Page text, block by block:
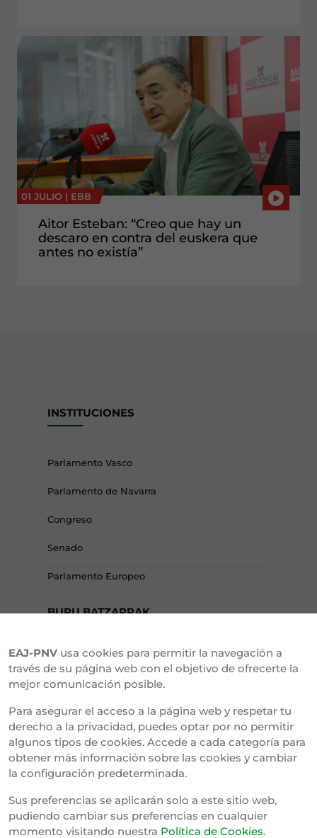
01 JULIO | EBB
Aitor Esteban: “Creo que hay un
descaro en contra del euskera que
antes no existía”
INSTITUCIONES
Parlamento Vasco
Parlamento de Navarra
Congreso
Senado
Parlamento Europeo
BURU BATZARRAK
Araba Buru Batzar
Bizkai Buru Batzar
Gipuzko Buru Batzar
Ipar Buru Batzar
Napar Buru Batzar
EAJ-PNV usa cookies para permitir la navegación a
través de su página web con el objetivo de ofrecerte la
mejor comunicación posible.
Para asegurar el acceso a la página web y respetar tu
derecho a la privacidad, puedes optar por no permitir
algunos tipos de cookies. Accede a cada categoría para
obtener más información sobre las cookies y cambiar
la configuración predeterminada.
Sus preferencias se aplicarán solo a este sitio web,
pudiendo cambiar sus preferencias en cualquier
momento visitando nuestra Política de Cookies.